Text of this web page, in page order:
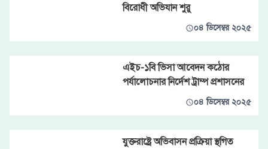
বিরোধী অভিযান শুরু
০৪ ডিসেম্বর ২০২৫
এইচ-১বি ভিসা আবেদন কঠোর
পর্যালোচনার নির্দেশ ট্রাম্প প্রশাসনের
০৪ ডিসেম্বর ২০২৫
যুক্তরাষ্ট্রে অভিবাসন প্রক্রিয়া স্থগিত